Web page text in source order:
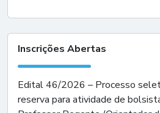
Inscrições Abertas
Edital 46/2026 – Processo
reserva para atividade de